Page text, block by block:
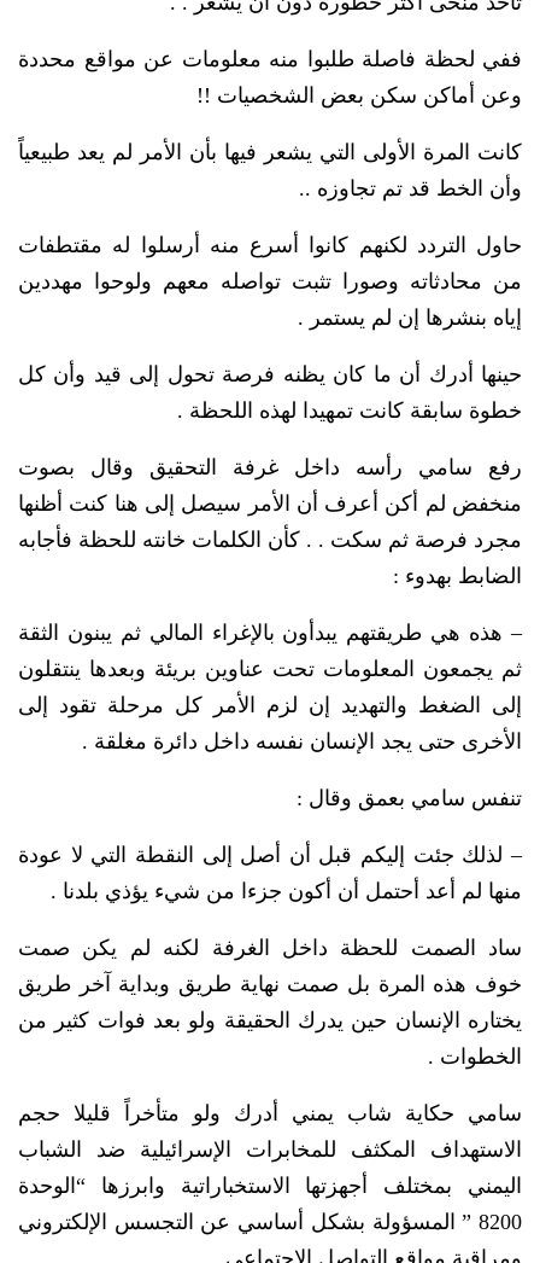
ففي لحظة فاصلة طلبوا منه معلومات عن مواقع محددة
وعن أماكن سكن بعض الشخصيات !!
كانت المرة الأولى التي يشعر فيها بأن الأمر لم يعد طبيعياً
وأن الخط قد تم تجاوزه ..
حاول التردد لكنهم كانوا أسرع منه أرسلوا له مقتطفات
من محادثاته وصورا تثبت تواصله معهم ولوحوا مهددين
إياه بنشرها إن لم يستمر .
حينها أدرك أن ما كان يظنه فرصة تحول إلى قيد وأن كل
خطوة سابقة كانت تمهيدا لهذه اللحظة .
رفع سامي رأسه داخل غرفة التحقيق وقال بصوت
منخفض لم أكن أعرف أن الأمر سيصل إلى هنا كنت أظنها
مجرد فرصة ثم سكت . . كأن الكلمات خانته للحظة فأجابه
الضابط بهدوء :
– هذه هي طريقتهم يبدأون بالإغراء المالي ثم يبنون الثقة
ثم يجمعون المعلومات تحت عناوين بريئة وبعدها ينتقلون
إلى الضغط والتهديد إن لزم الأمر كل مرحلة تقود إلى
الأخرى حتى يجد الإنسان نفسه داخل دائرة مغلقة .
تنفس سامي بعمق وقال :
– لذلك جئت إليكم قبل أن أصل إلى النقطة التي لا عودة
منها لم أعد أحتمل أن أكون جزءا من شيء يؤذي بلدنا .
ساد الصمت للحظة داخل الغرفة لكنه لم يكن صمت
خوف هذه المرة بل صمت نهاية طريق وبداية آخر طريق
يختاره الإنسان حين يدرك الحقيقة ولو بعد فوات كثير من
الخطوات .
سامي حكاية شاب يمني أدرك ولو متأخراً قليلا حجم
الاستهداف المكثف للمخابرات الإسرائيلية ضد الشباب
اليمني بمختلف أجهزتها الاستخباراتية وابرزها “الوحدة
8200 ” المسؤولة بشكل أساسي عن التجسس الإلكتروني
ومراقبة مواقع التواصل الاجتماعي